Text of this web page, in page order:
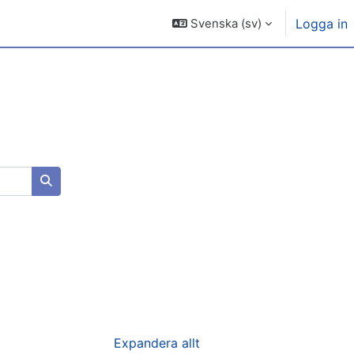
Svenska ‎(sv)‎ Logga in
Sök kurser
Expandera allt